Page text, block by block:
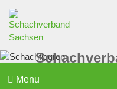
Menu